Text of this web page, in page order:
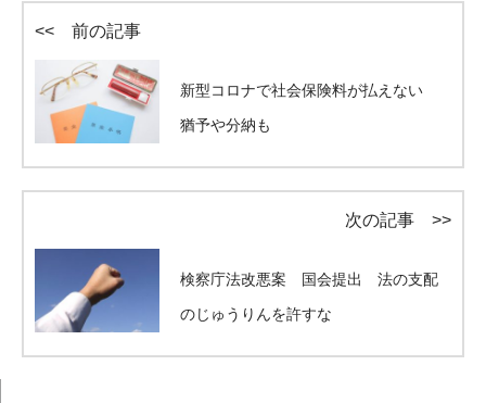
<< 前の記事
新型コロナで社会保険料が払えない
猶予や分納も
次の記事 >>
検察庁法改悪案 国会提出 法の支配
のじゅうりんを許すな